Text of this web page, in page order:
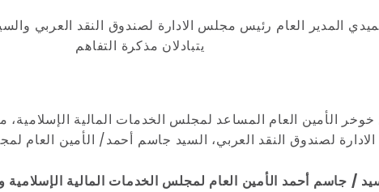
المدير العام رئيس مجلس الادارة لصندوق النقد العربي
يتبادلان مذكرة التفاهم
الأمين العام المساعد لمجلس الخدمات المالية الإسلامية،
لصندوق النقد العربي، السيد جاسم أحمد/ الأمين العام
/ جاسم أحمد الأمين العام لمجلس الخدمات المالية الإسلامية